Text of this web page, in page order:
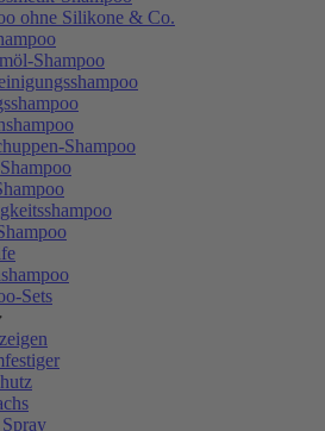
ohne Silikone & Co.
Shampoo
Shampoo
Sets